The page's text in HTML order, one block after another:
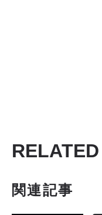
RELATED
関連記事